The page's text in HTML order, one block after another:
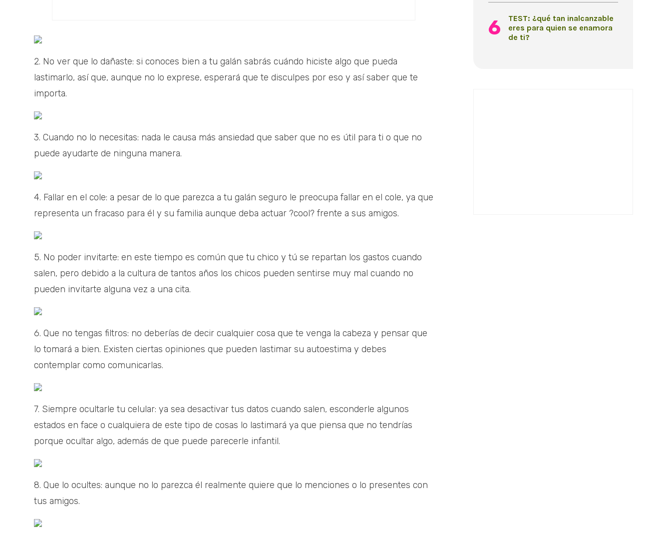
2. No ver que lo dañaste: si conoces bien a tu galán sabrás cuándo hiciste algo que pueda
lastimarlo, así que, aunque no lo exprese, esperará que te disculpes por eso y así saber que te
importa.
3. Cuando no lo necesitas: nada le causa más ansiedad que saber que no es útil para ti o que no
puede ayudarte de ninguna manera.
4. Fallar en el cole: a pesar de lo que parezca a tu galán seguro le preocupa fallar en el cole, ya que
representa un fracaso para él y su familia aunque deba actuar ?cool? frente a sus amigos.
5. No poder invitarte: en este tiempo es común que tu chico y tú se repartan los gastos cuando
salen, pero debido a la cultura de tantos años los chicos pueden sentirse muy mal cuando no
pueden invitarte alguna vez a una cita.
6. Que no tengas filtros: no deberías de decir cualquier cosa que te venga la cabeza y pensar que
lo tomará a bien. Existen ciertas opiniones que pueden lastimar su autoestima y debes
contemplar como comunicarlas.
7. Siempre ocultarle tu celular: ya sea desactivar tus datos cuando salen, esconderle algunos
estados en face o cualquiera de este tipo de cosas lo lastimará ya que piensa que no tendrías
porque ocultar algo, además de que puede parecerle infantil.
8. Que lo ocultes: aunque no lo parezca él realmente quiere que lo menciones o lo presentes con
tus amigos.
TEST: ¿qué tan inalcanzable
eres para quien se enamora
de ti?